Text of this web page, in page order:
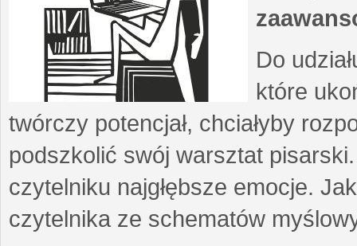
Do
które
twórczy potencjał, chciałyby
podszkolić swój warsztat
czytelniku najgłębsze emocje.
czytelnika ze schematów